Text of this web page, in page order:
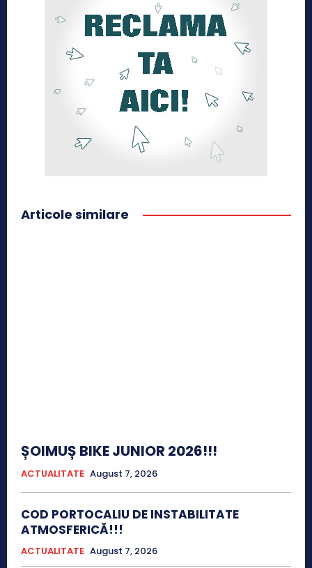
Articole similare
ȘOIMUȘ BIKE JUNIOR 2026!!!
ACTUALITATE August 7, 2026
COD PORTOCALIU DE INSTABILITATE
ATMOSFERICĂ!!!
ACTUALITATE August 7, 2026